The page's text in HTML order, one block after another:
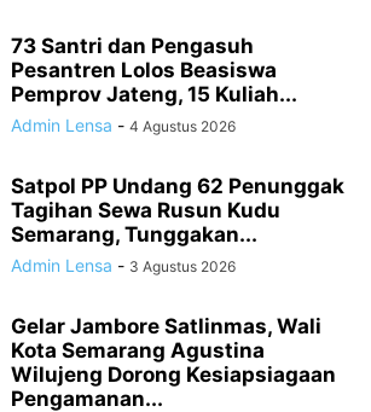
73 Santri dan Pengasuh
Pesantren Lolos Beasiswa
Pemprov Jateng, 15 Kuliah...
Admin Lensa - 4 Agustus 2026
Satpol PP Undang 62 Penunggak
Tagihan Sewa Rusun Kudu
Semarang, Tunggakan...
Admin Lensa - 3 Agustus 2026
Gelar Jambore Satlinmas, Wali
Kota Semarang Agustina
Wilujeng Dorong Kesiapsiagaan
Pengamanan...